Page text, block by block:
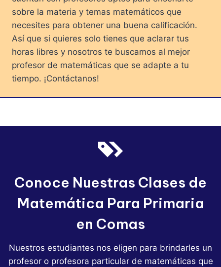
sobre la materia y temas matemáticos que
necesites para obtener una buena calificación.
Así que si quieres solo tienes que aclarar tus
horas libres y nosotros te buscamos al mejor
profesor de matemáticas que se adapte a tu
tiempo. ¡Contáctanos!
Conoce Nuestras Clases de
Matemática Para Primaria
en Comas
Nuestros estudiantes nos eligen para brindarles un
profesor o profesora particular de matemáticas que